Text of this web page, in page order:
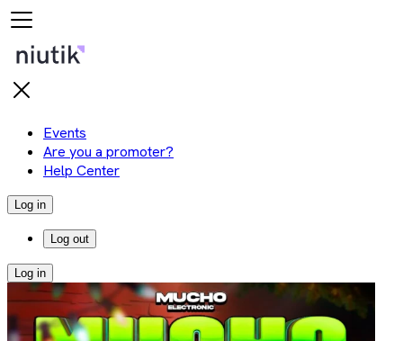
Events
Are you a promoter?
Help Center
Log in
Log out
Log in